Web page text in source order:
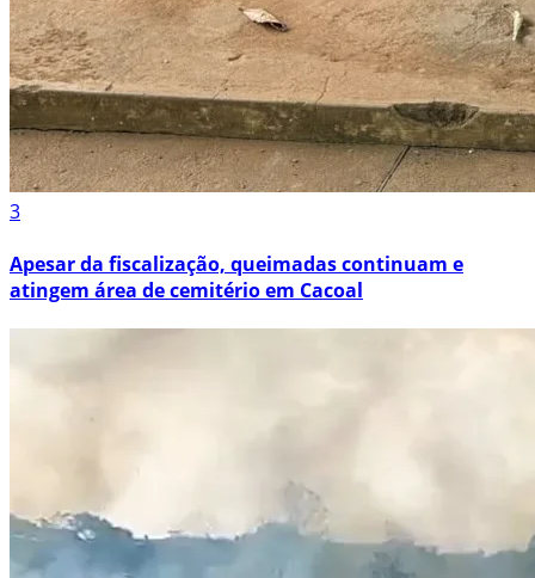
3
Apesar da fiscalização, queimadas continuam e
atingem área de cemitério em Cacoal